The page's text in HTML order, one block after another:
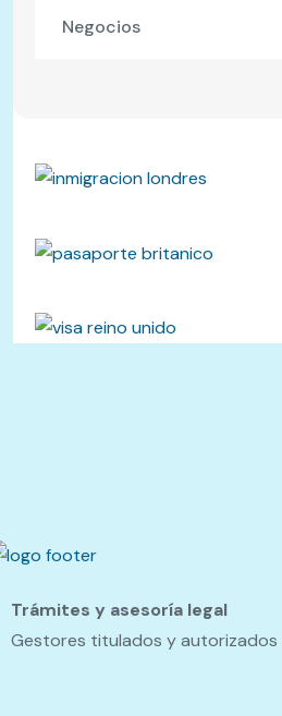
Negocios
Trámites y asesoría legal
Gestores titulados y autorizados